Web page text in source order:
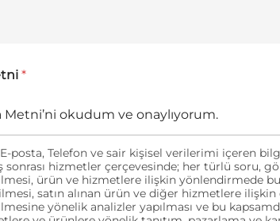
*
Metni’ni okudum ve onaylıyorum.
E-posta, Telefon ve sair kişisel verilerimi içeren
sonrası hizmetler çerçevesinde; her türlü soru,
ürün ve hizmetlere ilişkin yönlendirmede
satın alınan ürün ve diğer hizmetlere
yönelik analizler yapılması ve bu